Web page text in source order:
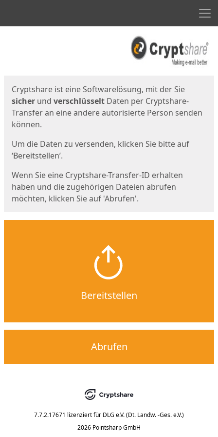
Cryptshare ist eine Softwarelösung, mit der Sie
sicher und verschlüsselt Daten per Cryptshare-
Transfer an eine andere autorisierte Person senden
können.
Um die Daten zu versenden, klicken Sie bitte auf
‘Bereitstellen’.
Wenn Sie eine Cryptshare-Transfer-ID erhalten
haben und die zugehörigen Dateien abrufen
möchten, klicken Sie auf 'Abrufen'.
Bereitstellen
Abrufen
7.7.2.17671 lizenziert für DLG e.V. (Dt. Landw. -Ges. e.V.)
2026 Pointsharp GmbH